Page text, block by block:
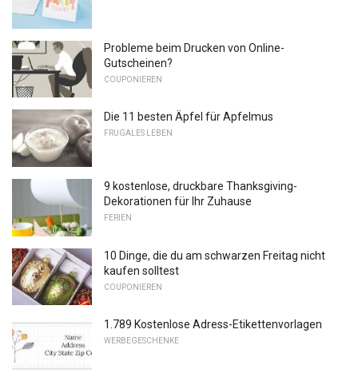
Probleme beim Drucken von Online-
Gutscheinen?
COUPONIEREN
Die 11 besten Äpfel für Apfelmus
FRUGALES LEBEN
9 kostenlose, druckbare Thanksgiving-
Dekorationen für Ihr Zuhause
FERIEN
10 Dinge, die du am schwarzen Freitag nicht
kaufen solltest
COUPONIEREN
1.789 Kostenlose Adress-Etikettenvorlagen
WERBEGESCHENKE